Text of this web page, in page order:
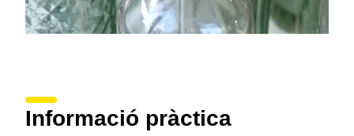
Informació pràctica